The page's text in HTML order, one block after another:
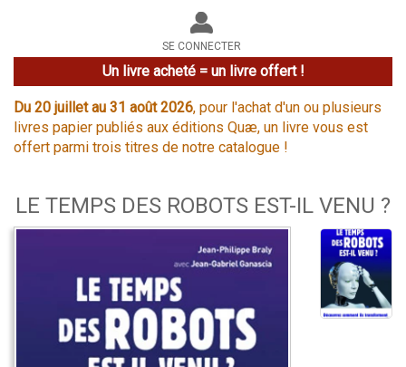
le
site
SE CONNECTER
Un livre acheté = un livre offert !
Du 20 juillet au 31 août 2026, pour l'achat d'un ou plusieurs
livres papier publiés aux éditions Quæ, un livre vous est
offert parmi trois titres de notre catalogue !
LE TEMPS DES ROBOTS EST-IL VENU ?